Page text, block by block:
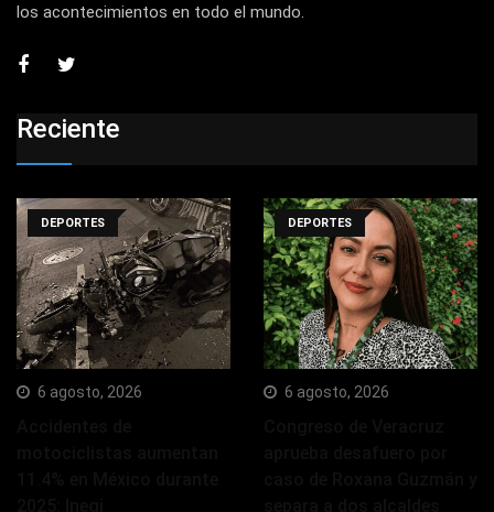
los acontecimientos en todo el mundo.
Reciente
DEPORTES
6 agosto, 2026
DEPORTES
6 agosto, 2026